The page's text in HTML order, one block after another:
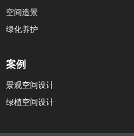
空间造景
绿化养护
案例
景观空间设计
绿植空间设计